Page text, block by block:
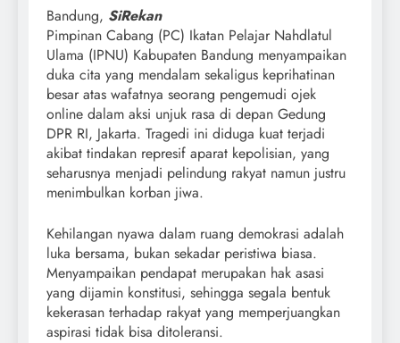
Bandung, SiRekan
Pimpinan Cabang (PC) Ikatan Pelajar Nahdlatul
Ulama (IPNU) Kabupaten Bandung menyampaikan
duka cita yang mendalam sekaligus keprihatinan
besar atas wafatnya seorang pengemudi ojek
online dalam aksi unjuk rasa di depan Gedung
DPR RI, Jakarta. Tragedi ini diduga kuat terjadi
akibat tindakan represif aparat kepolisian, yang
seharusnya menjadi pelindung rakyat namun justru
menimbulkan korban jiwa.
Kehilangan nyawa dalam ruang demokrasi adalah
luka bersama, bukan sekadar peristiwa biasa.
Menyampaikan pendapat merupakan hak asasi
yang dijamin konstitusi, sehingga segala bentuk
kekerasan terhadap rakyat yang memperjuangkan
aspirasi tidak bisa ditoleransi.